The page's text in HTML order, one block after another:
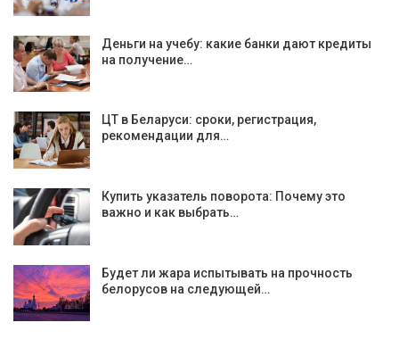
Деньги на учебу: какие банки дают кредиты
на получение…
ЦТ в Беларуси: сроки, регистрация,
рекомендации для…
Купить указатель поворота: Почему это
важно и как выбрать…
Будет ли жара испытывать на прочность
белорусов на следующей…